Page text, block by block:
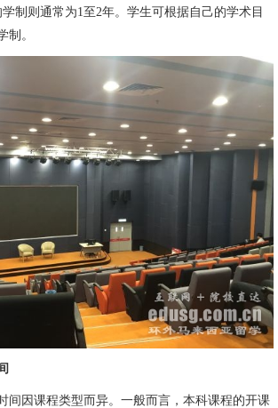
制则通常为1至2年。学生可根据自己的学术目
制。
间因课程类型而异。一般而言，本科课程的开课